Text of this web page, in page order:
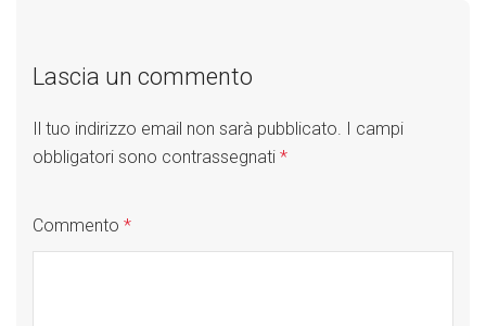
Lascia un commento
Il tuo indirizzo email non sarà pubblicato. I campi
obbligatori sono contrassegnati *
Commento *